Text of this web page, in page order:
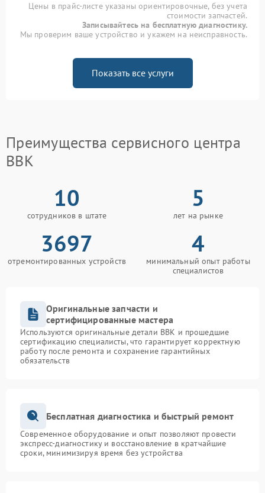
Цены в прайс-листе указаны ориентировочные, без учета
стоимости запчастей.
Записывайтесь на бесплатную диагностику.
Мы проверим ваше устройство и укажем на неисправность.
Показать все услуги
Преимущества сервисного центра
BBK
10
сотрудников в штате
5
лет на рынке
3697
отремонтированных устройств
4
минимальный опыт работы
специалистов
Оригинальные запчасти и
сертифицированные мастера
Используются оригинальные детали BBK и прошедшие
сертификацию специалисты, что гарантирует корректную
работу после ремонта и сохранение гарантийных
обязательств
Бесплатная диагностика и быстрый ремонт
Современное оборудование и опыт позволяют провести
экспресс-диагностику и восстановление в кратчайшие
сроки, минимизируя время без устройства